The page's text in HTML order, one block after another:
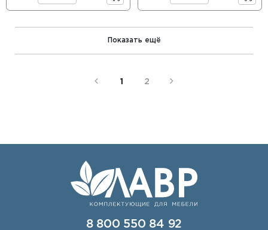
Показать ещё
1 2
8 800 550 84 92